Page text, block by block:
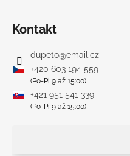
Kontakt
dupeto@email.cz
+420 603 194 559
(Po-Pi 9 až 15:00)
+421 951 541 339
(Po-Pi 9 až 15:00)